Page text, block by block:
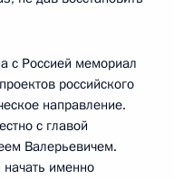
с Россией мемориал
российского
направление.
с главой
Валерьевичем.
именно